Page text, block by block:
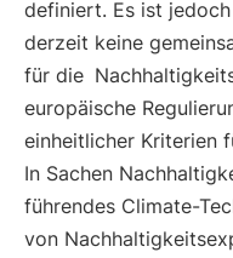
definiert. Es ist
derzeit keine
für die
europäische
einheitlicher Kriterien
In Sachen
führendes Climate-
von